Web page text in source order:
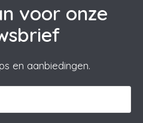
voor onze
en aanbiedingen.